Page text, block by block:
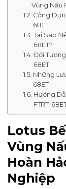
Vùng Nấu
Công
68ET
Tại Sao
68ET?
Đối Tượng
68ET
Những
68ET
Hướng
FTRT-
Lotus
Vùng
Hoàn
Nghiệp